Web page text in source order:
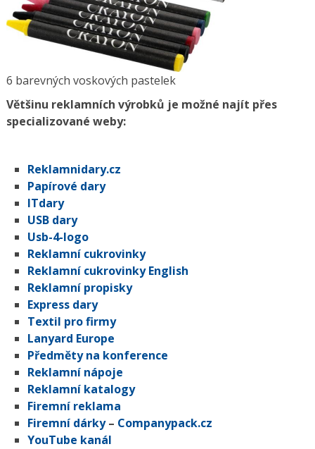
6 barevných voskových pastelek
Většinu reklamních výrobků je možné najít přes
specializované weby:
Reklamnidary.cz
Papírové dary
ITdary
USB dary
Usb-4-logo
Reklamní cukrovinky
Reklamní cukrovinky English
Reklamní propisky
Express dary
Textil pro firmy
Lanyard Europe
Předměty na konference
Reklamní nápoje
Reklamní katalogy
Firemní reklama
Firemní dárky– Companypack.cz
YouTube kanál